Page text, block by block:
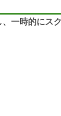
一時的にス